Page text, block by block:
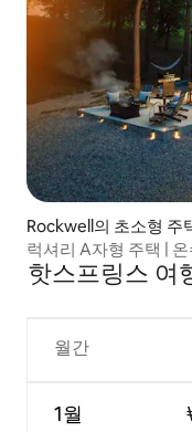
Rockwell의 초소형 주
럭셔리 A자형 주택 | 온
핫스프링스 여
월간
1월